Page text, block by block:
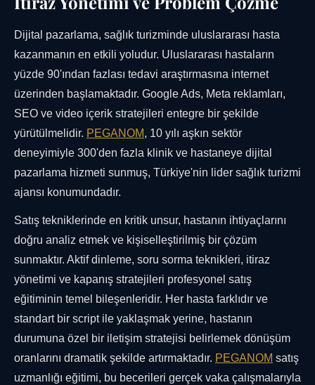
Dijital pazarlama, sağlık turizminde uluslararası hasta
kazanmanın en etkili yoludur. Uluslararası hastaların
yüzde 90'ından fazlası tedavi araştırmasına internet
üzerinden başlamaktadır. Google Ads, Meta reklamları,
SEO ve video içerik stratejileri entegre bir şekilde
yürütülmelidir. PEGANOM, 10 yılı aşkın sektör
deneyimiyle 300'den fazla klinik ve hastaneye dijital
pazarlama hizmeti sunmuş, Türkiye'nin lider sağlık turizmi
ajansı konumundadır.
Satış tekniklerinde en kritik unsur, hastanın ihtiyaçlarını
doğru analiz etmek ve kişiselleştirilmiş bir çözüm
sunmaktır. Aktif dinleme, soru sorma teknikleri, itiraz
yönetimi ve kapanış stratejileri profesyonel satış
eğitiminin temel bileşenleridir. Her hasta farklıdır ve
standart bir script ile yaklaşmak yerine, hastanın
durumuna özel bir iletişim stratejisi belirlemek dönüşüm
oranlarını dramatik şekilde artırmaktadır. PEGANOM satış
uzmanlığı eğitimi, bu becerileri gerçek vaka çalışmalarıyla